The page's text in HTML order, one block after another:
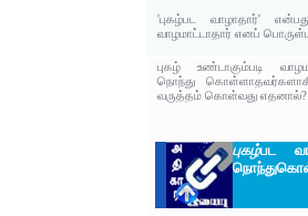
'புகழ்பட வாழாதார்'
வாழமாட்டாதார் எனப்
புகழ் உண்டாகும்படி
நொந்து
வருத்தம் கொள்வது எதனால்?
புகழ்பட